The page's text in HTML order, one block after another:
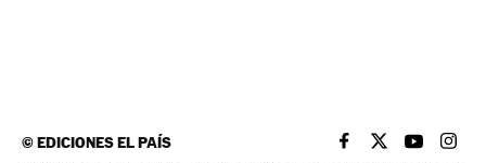
©EDICIONES EL PAÍS EL PAÍS BRASIL EN
EL PAÍSEL PAÍS
EL